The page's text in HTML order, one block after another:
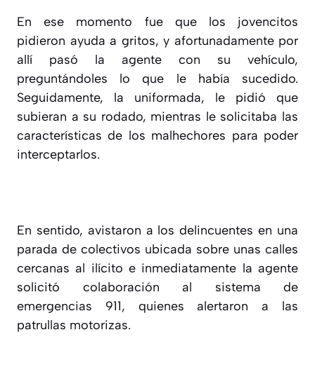
En ese momento fue que los jovencitos
pidieron ayuda a gritos, y afortunadamente por
allí pasó la agente con su vehículo,
preguntándoles lo que le había sucedido.
Seguidamente, la uniformada, le pidió que
subieran a su rodado, mientras le solicitaba las
características de los malhechores para poder
interceptarlos.
En sentido, avistaron a los delincuentes en una
parada de colectivos ubicada sobre unas calles
cercanas al ilícito e inmediatamente la agente
solicitó colaboración al sistema de
emergencias 911, quienes alertaron a las
patrullas motorizas.